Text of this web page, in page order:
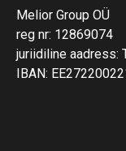
Melior Group OÜ
reg nr: 12869074
juriidiline aadress:
IBAN: